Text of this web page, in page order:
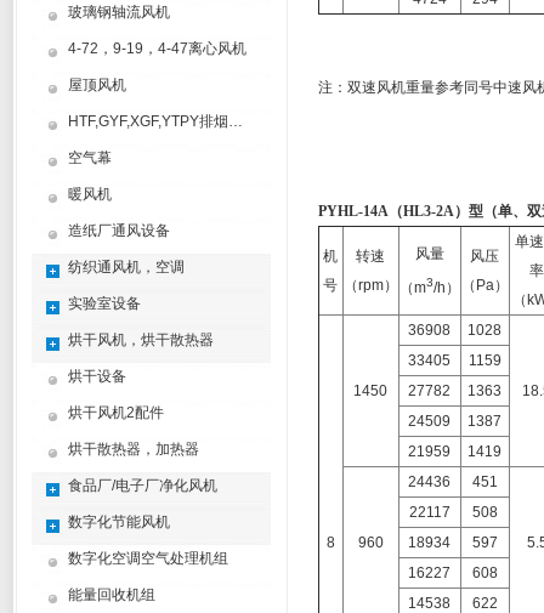
玻璃钢轴流风机
4-72，9-19，4-47离心风机
屋顶风机
HTF,GYF,XGF,YTPY排烟风机
空气幕
暖风机
造纸厂通风设备
纺织通风机，空调
实验室设备
烘干风机，烘干散热器
烘干设备
烘干风机2配件
烘干散热器，加热器
食品厂/电子厂净化风机
数字化节能风机
数字化空调空气处理机组
能量回收机组
注：双速风机重量参考同号中速风
PYHL-14A（HL3-2A） 型（单、
机
号
转速
（rpm）
风量
（m3/h）
风压
（Pa）
单
率
（
8
1450
36908 1028
33405
1159
27782
1363
24509
1387
21959
1419
960
24436 451
22117
508
18934
597
16227
608
14538
622